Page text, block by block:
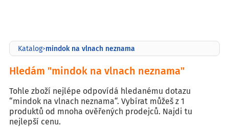
Katalog>mindok na vlnach neznama
Hledám "mindok na vlnach neznama"
Tohle zboží nejlépe odpovídá hledanému dotazu
“mindok na vlnach neznama“. Vybírat můžeš z 1
produktů od mnoha ověřených prodejců. Najdi tu
nejlepší cenu.